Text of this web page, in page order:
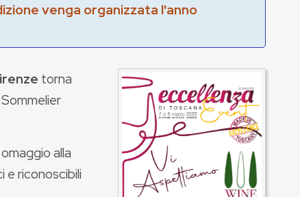
venga organizzata l'anno
torna
omaggio alla
e riconoscibili